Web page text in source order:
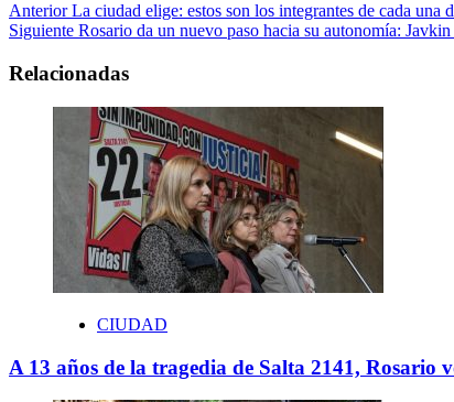
AnteriorLa ciudad elige: estos son los integrantes de cada una
Siguiente Rosario da un nuevo paso hacia su autonomía:
Relacionadas
CIUDAD
A 13 años de la tragedia de Salta 2141, Rosario